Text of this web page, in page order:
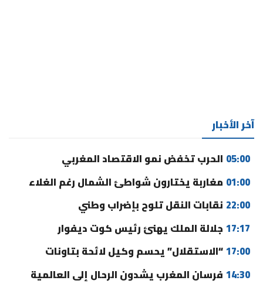
آخر الأخبار
05:00 الحرب تخفض نمو الاقتصاد المغربي
01:00 مغاربة يختارون شواطئ الشمال رغم الغلاء
22:00 نقابات النقل تلوح بإضراب وطني
17:17 جلالة الملك يهنئ رئيس كوت ديفوار
17:00“الاستقلال” يحسم وكيل لائحة بتاونات
14:30 فرسان المغرب يشدون الرحال إلى العالمية